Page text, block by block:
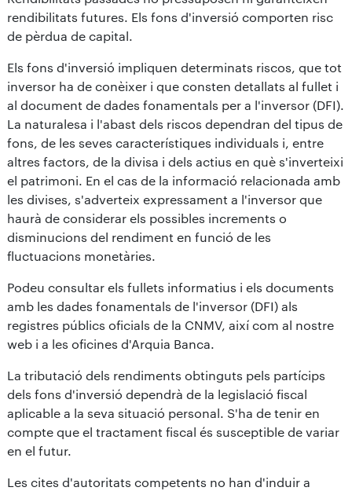
rendibilitats futures. Els fons d'inversió comporten risc
de pèrdua de capital.
Els fons d'inversió impliquen determinats riscos, que tot
inversor ha de conèixer i que consten detallats al fullet i
al document de dades fonamentals per a l'inversor (DFI).
La naturalesa i l'abast dels riscos dependran del tipus de
fons, de les seves característiques individuals i, entre
altres factors, de la divisa i dels actius en què s'inverteixi
el patrimoni. En el cas de la informació relacionada amb
les divises, s'adverteix expressament a l'inversor que
haurà de considerar els possibles increments o
disminucions del rendiment en funció de les
fluctuacions monetàries.
Podeu consultar els fullets informatius i els documents
amb les dades fonamentals de l'inversor (DFI) als
registres públics oficials de la CNMV, així com al nostre
web i a les oficines d'Arquia Banca.
La tributació dels rendiments obtinguts pels partícips
dels fons d'inversió dependrà de la legislació fiscal
aplicable a la seva situació personal. S'ha de tenir en
compte que el tractament fiscal és susceptible de variar
en el futur.
Les cites d'autoritats competents no han d'induir a